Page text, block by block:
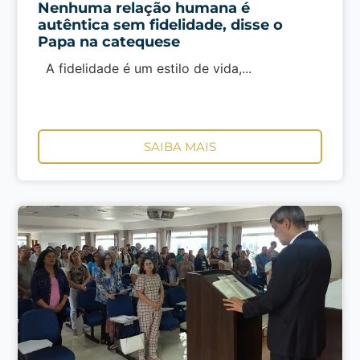
Nenhuma relação humana é
autêntica sem fidelidade, disse o
Papa na catequese
A fidelidade é um estilo de vida,...
SAIBA MAIS